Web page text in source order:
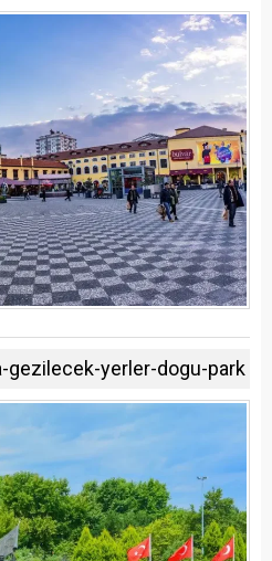
gezilecek-yerler-dogu-park